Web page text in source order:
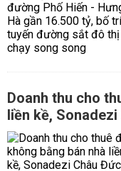
Doanh thu cho
liền kề,